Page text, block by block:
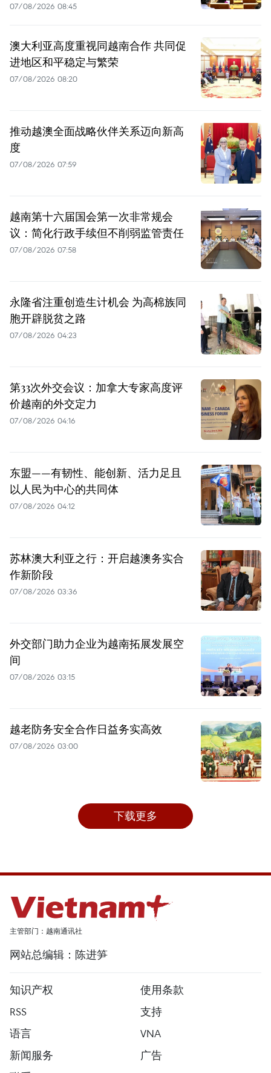
07/08/2026 08:45
澳大利亚高度重视同越南合作 共同促
进地区和平稳定与繁荣
07/08/2026 08:20
推动越澳全面战略伙伴关系迈向新高
度
07/08/2026 07:59
越南第十六届国会第一次非常规会
议：简化行政手续但不削弱监管责任
07/08/2026 07:58
永隆省注重创造生计机会 为高棉族同
胞开辟脱贫之路
07/08/2026 04:23
第33次外交会议：加拿大专家高度评
价越南的外交定力
07/08/2026 04:16
东盟——有韧性、能创新、活力足且
以人民为中心的共同体
07/08/2026 04:12
苏林澳大利亚之行：开启越澳务实合
作新阶段
07/08/2026 03:36
外交部门助力企业为越南拓展发展空
间
07/08/2026 03:15
越老防务安全合作日益务实高效
07/08/2026 03:00
下载更多
主管部门：越南通讯社
网站总编辑：陈进笋
知识产权
使用条款
RSS
支持
语言
VNA
新闻服务
广告